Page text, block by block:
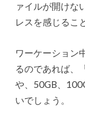
ァイルが開けな
レスを感じるこ
ワーケーション
るのであれば、
や、50GB、
いでしょう。